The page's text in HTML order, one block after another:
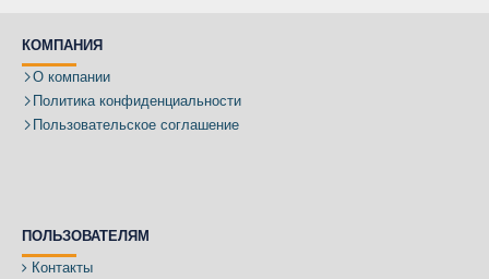
КОМПАНИЯ
О компании
Политика конфиденциальности
Пользовательское соглашение
ПОЛЬЗОВАТЕЛЯМ
Контакты